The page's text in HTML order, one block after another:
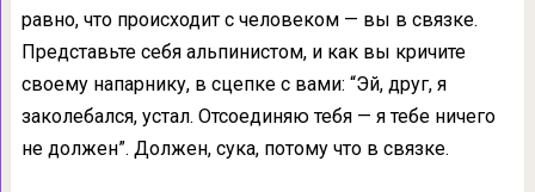
равно, что происходит с человеком — вы в связке.
Представьте себя альпинистом, и как вы кричите
своему напарнику, в сцепке с вами: “Эй, друг, я
заколебался, устал. Отсоединяю тебя — я тебе ничего
не должен”. Должен, сука, потому что в связке.